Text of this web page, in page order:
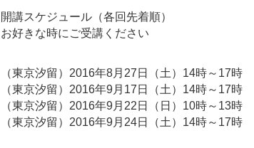
開講スケジュール（各回先着順）
お好きな時にご受講ください
（東京汐留）2016年8月27日（土）14時～17時
（東京汐留）2016年9月17日（土）14時～17時
（東京汐留）2016年9月22日（日）10時～13時
（東京汐留）2016年9月24日（土）14時～17時